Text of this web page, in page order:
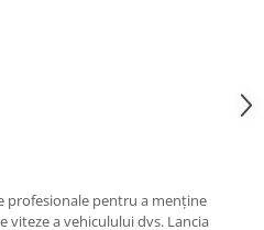
profesionale pentru a menține
a vehiculului dvs. Lancia